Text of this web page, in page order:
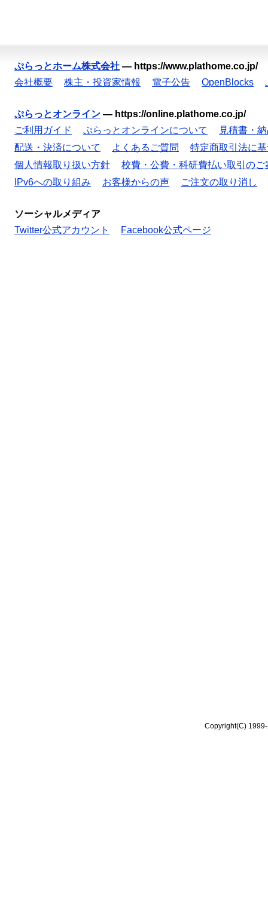
ぷらっとホーム株式会社 — https://www.plathome.co.jp/
会社概要
株主・投資家情報 電子公告 OpenBlocks
ぷらっとオンライン — https://online.plathome.co.jp/
ご利用ガイド
ぷらっとオンラインについて
見積書・
配送・決済について
よくあるご質問
特定商取引法に
個人情報取り扱い方針
校費・公費・科研費払い取引のご
IPv6への取り組み
お客様からの声 ご注文の取り消し
ソーシャルメディア
Twitter公式アカウント
Facebook公式ページ
Copyright(C)